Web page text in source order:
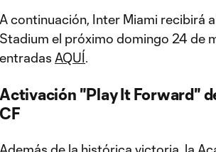
A continuación, Inter Miami recibirá
Stadium el próximo domingo 24 de
entradas AQUÍ.
Activación "Play It Forward"
CF